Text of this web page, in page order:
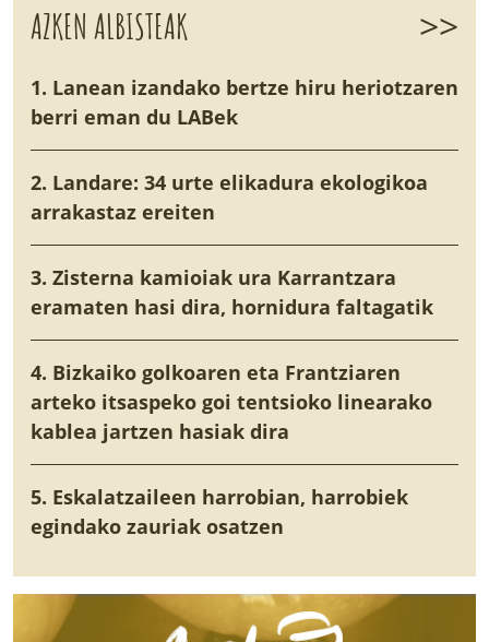
AZKEN ALBISTEAK >>
1. Lanean izandako bertze hiru heriotzaren
berri eman du LABek
2. Landare: 34 urte elikadura ekologikoa
arrakastaz ereiten
3. Zisterna kamioiak ura Karrantzara
eramaten hasi dira, hornidura faltagatik
4. Bizkaiko golkoaren eta Frantziaren
arteko itsaspeko goi tentsioko linearako
kablea jartzen hasiak dira
5. Eskalatzaileen harrobian, harrobiek
egindako zauriak osatzen